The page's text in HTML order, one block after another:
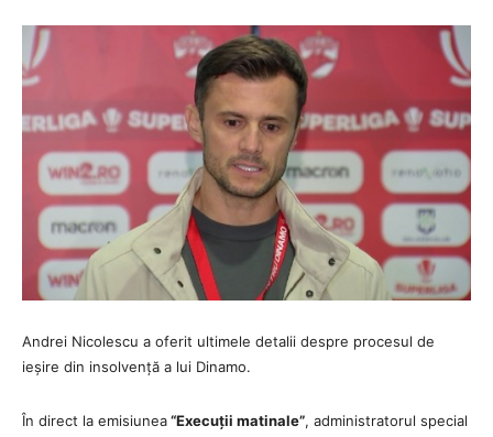
Andrei Nicolescu a oferit ultimele detalii despre procesul de
ieșire din insolvență a lui Dinamo.
În direct la emisiunea“Execuții matinale”, administratorul special